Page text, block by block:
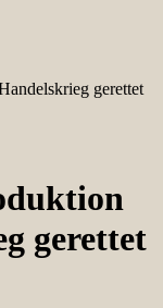
gerettet
gerettet